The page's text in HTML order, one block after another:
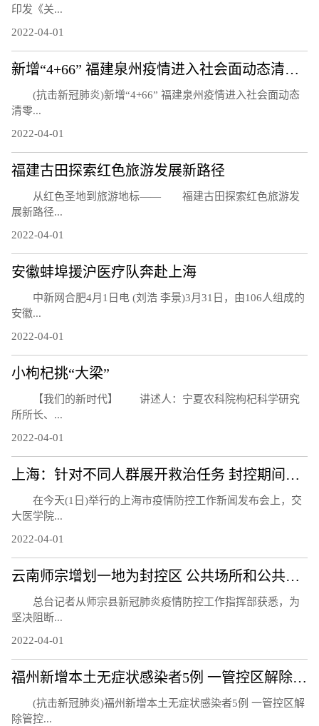
印发《关...
2022-04-01
新增“4+66” 福建泉州疫情进入社会面动态清零攻坚阶段
(抗击新冠肺炎)新增“4+66” 福建泉州疫情进入社会面动态
清零...
2022-04-01
福建古田探索红色旅游发展新路径
从红色圣地到旅游地标—— 福建古田探索红色旅游发
展新路径...
2022-04-01
安徽蚌埠援沪医疗队奔赴上海
中新网合肥4月1日电 (刘浩 李景)3月31日，由106人组成的
安徽...
2022-04-01
小枸杞挑“大梁”
【我们的新时代】 讲述人：宁夏农科院枸杞科学研究
所所长、...
2022-04-01
上海：针对不同人群展开救治任务 封控期间急诊正常开放
在今天(1日)举行的上海市疫情防控工作新闻发布会上，交
大医学院...
2022-04-01
云南师宗增划一地为封控区 公共场所和公共交通工具全部暂停营业
总台记者从师宗县新冠肺炎疫情防控工作指挥部获悉，为
坚决阻断...
2022-04-01
福州新增本土无症状感染者5例 一管控区解除管控
(抗击新冠肺炎)福州新增本土无症状感染者5例 一管控区解
除管控...